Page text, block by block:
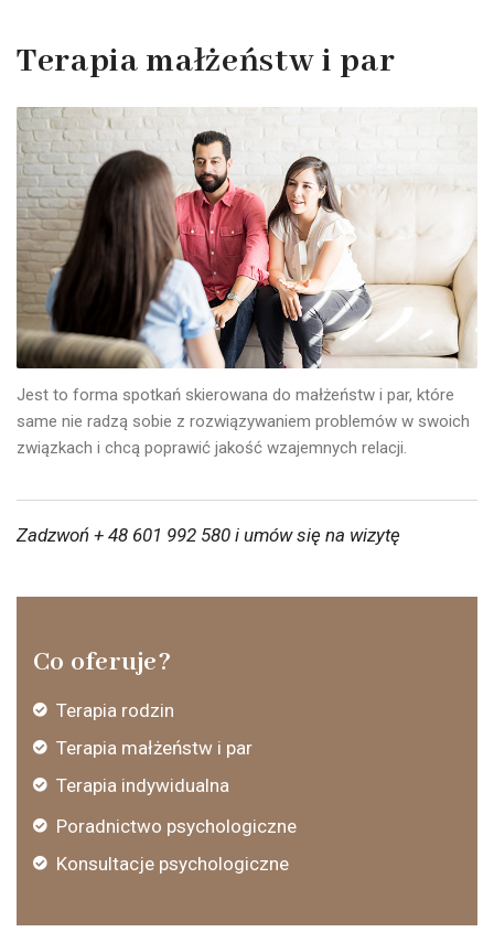
Terapia małżeństw i par
Jest to forma spotkań skierowana do małżeństw i par, które
same nie radzą sobie z rozwiązywaniem problemów w swoich
związkach i chcą poprawić jakość wzajemnych relacji.
Zadzwoń + 48 601 992 580 i umów się na wizytę
Co oferuje?
Terapia rodzin
Terapia małżeństw i par
Terapia indywidualna
Poradnictwo psychologiczne
Konsultacje psychologiczne